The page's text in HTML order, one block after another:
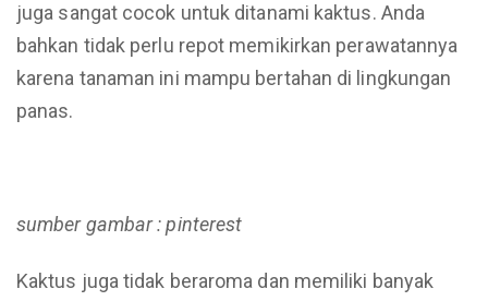
juga sangat cocok untuk ditanami kaktus. Anda
bahkan tidak perlu repot memikirkan perawatannya
karena tanaman ini mampu bertahan di lingkungan
panas.
sumber gambar : pinterest
Kaktus juga tidak beraroma dan memiliki banyak